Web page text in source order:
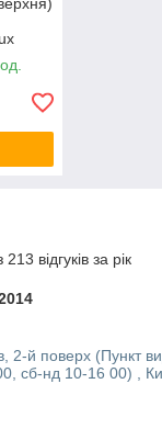
відгуків за рік
2-й поверх (Пункт
сб-нд 10-16 00) ,